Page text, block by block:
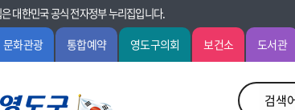
대한민국 공식 전자정부 누리집입니다.
문화관광 통합예약 영도구의회 보건소 도서관